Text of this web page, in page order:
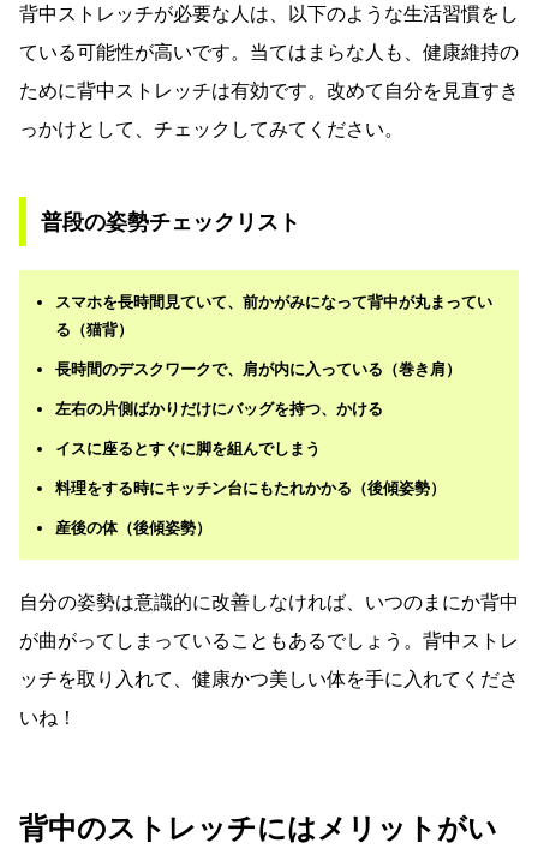
背中ストレッチが必要な人は、以下のような生活習慣をし
ている可能性が高いです。当てはまらな人も、健康維持の
ために背中ストレッチは有効です。改めて自分を見直すき
っかけとして、チェックしてみてください。
普段の姿勢チェックリスト
スマホを長時間見ていて、前かがみになって背中が丸まってい
る（猫背）
長時間のデスクワークで、肩が内に入っている（巻き肩）
左右の片側ばかりだけにバッグを持つ、かける
イスに座るとすぐに脚を組んでしまう
料理をする時にキッチン台にもたれかかる（後傾姿勢）
産後の体（後傾姿勢）
自分の姿勢は意識的に改善しなければ、いつのまにか背中
が曲がってしまっていることもあるでしょう。背中ストレ
ッチを取り入れて、健康かつ美しい体を手に入れてくださ
いね！
背中のストレッチにはメリットがい